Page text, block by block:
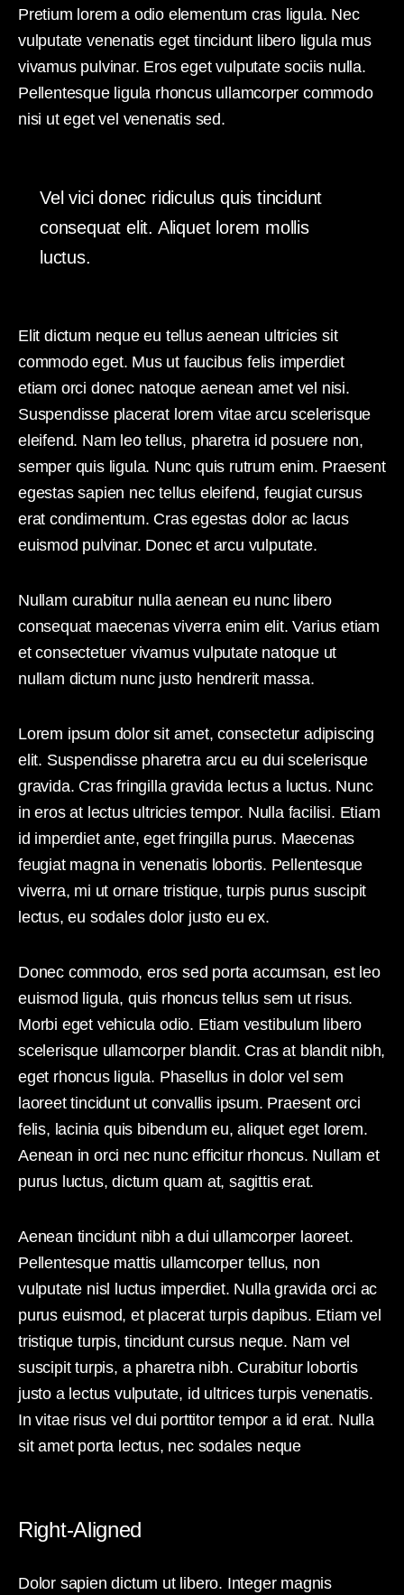
Pretium lorem a odio elementum cras ligula. Nec
vulputate venenatis eget tincidunt libero ligula mus
vivamus pulvinar. Eros eget vulputate sociis nulla.
Pellentesque ligula rhoncus ullamcorper commodo
nisi ut eget vel venenatis sed.
Vel vici donec ridiculus quis tincidunt
consequat elit. Aliquet lorem mollis
luctus.
Elit dictum neque eu tellus aenean ultricies sit
commodo eget. Mus ut faucibus felis imperdiet
etiam orci donec natoque aenean amet vel nisi.
Suspendisse placerat lorem vitae arcu scelerisque
eleifend. Nam leo tellus, pharetra id posuere non,
semper quis ligula. Nunc quis rutrum enim. Praesent
egestas sapien nec tellus eleifend, feugiat cursus
erat condimentum. Cras egestas dolor ac lacus
euismod pulvinar. Donec et arcu vulputate.
Nullam curabitur nulla aenean eu nunc libero
consequat maecenas viverra enim elit. Varius etiam
et consectetuer vivamus vulputate natoque ut
nullam dictum nunc justo hendrerit massa.
Lorem ipsum dolor sit amet, consectetur adipiscing
elit. Suspendisse pharetra arcu eu dui scelerisque
gravida. Cras fringilla gravida lectus a luctus. Nunc
in eros at lectus ultricies tempor. Nulla facilisi. Etiam
id imperdiet ante, eget fringilla purus. Maecenas
feugiat magna in venenatis lobortis. Pellentesque
viverra, mi ut ornare tristique, turpis purus suscipit
lectus, eu sodales dolor justo eu ex.
Donec commodo, eros sed porta accumsan, est leo
euismod ligula, quis rhoncus tellus sem ut risus.
Morbi eget vehicula odio. Etiam vestibulum libero
scelerisque ullamcorper blandit. Cras at blandit nibh,
eget rhoncus ligula. Phasellus in dolor vel sem
laoreet tincidunt ut convallis ipsum. Praesent orci
felis, lacinia quis bibendum eu, aliquet eget lorem.
Aenean in orci nec nunc efficitur rhoncus. Nullam et
purus luctus, dictum quam at, sagittis erat.
Aenean tincidunt nibh a dui ullamcorper laoreet.
Pellentesque mattis ullamcorper tellus, non
vulputate nisl luctus imperdiet. Nulla gravida orci ac
purus euismod, et placerat turpis dapibus. Etiam vel
tristique turpis, tincidunt cursus neque. Nam vel
suscipit turpis, a pharetra nibh. Curabitur lobortis
justo a lectus vulputate, id ultrices turpis venenatis.
In vitae risus vel dui porttitor tempor a id erat. Nulla
sit amet porta lectus, nec sodales neque
Right-Aligned
Dolor sapien dictum ut libero. Integer magnis